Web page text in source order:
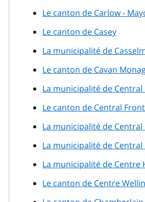
Le canton de Carlow -
Le canton de Casey
La municipalité de
Le canton de Cavan
La municipalité de Central
Le canton de Central
La municipalité de
La municipalité de
La municipalité de Centre
Le canton de Centre